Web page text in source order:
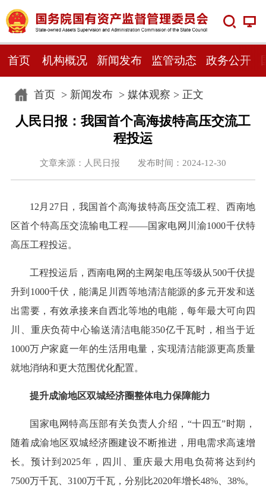
首页 机构概况 新闻发布 监管动态 政务公开
首页> 新闻发布> 媒体观察 > 正文
人民日报：我国首个高海拔特高压交流工
程投运
文章来源：人民日报 发布时间：2024-12-30
12月27日，我国首个高海拔特高压交流工程、西南地
区首个特高压交流输电工程——国家电网川渝1000千伏特
高压工程投运。
工程投运后，西南电网的主网架电压等级从500千伏提
升到1000千伏，能满足川西等地清洁能源的多元开发和送
出需要，有效承接来自西北等地的电能，每年最大可向四
川、重庆负荷中心输送清洁电能350亿千瓦时，相当于近
1000万户家庭一年的生活用电量，实现清洁能源更高质量
就地消纳和更大范围优化配置。
提升成渝地区双城经济圈整体电力保障能力
国家电网特高压部有关负责人介绍，“十四五”时期，
随着成渝地区双城经济圈建设不断推进，用电需求高速增
长。预计到2025年，四川、重庆最大用电负荷将达到约
7500万千瓦、3100万千瓦，分别比2020年增长48%、38%。